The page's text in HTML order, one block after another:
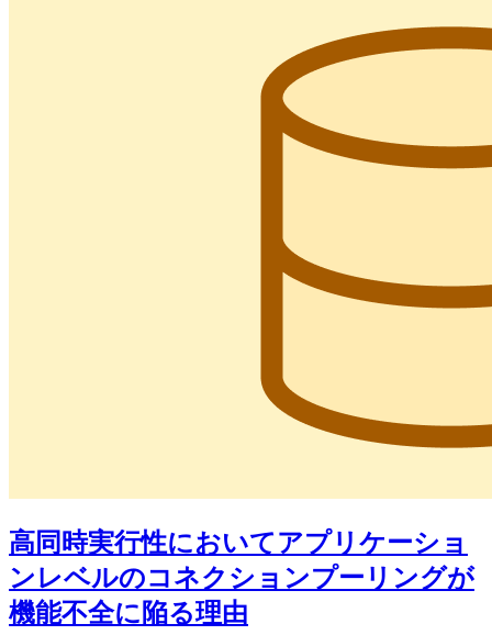
高同時実行性においてアプリケーショ
ンレベルのコネクションプーリングが
機能不全に陥る理由